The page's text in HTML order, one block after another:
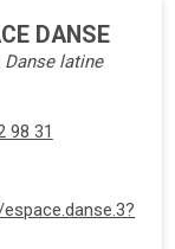
DANSE
Danse latine
98 31